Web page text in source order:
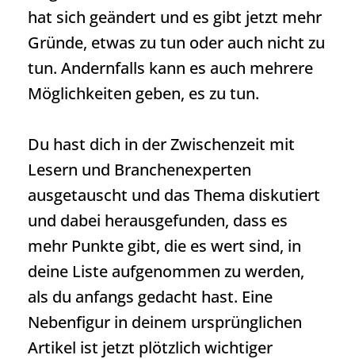
hat sich geändert und es gibt jetzt mehr
Gründe, etwas zu tun oder auch nicht zu
tun. Andernfalls kann es auch mehrere
Möglichkeiten geben, es zu tun.
Du hast dich in der Zwischenzeit mit
Lesern und Branchenexperten
ausgetauscht und das Thema diskutiert
und dabei herausgefunden, dass es
mehr Punkte gibt, die es wert sind, in
deine Liste aufgenommen zu werden,
als du anfangs gedacht hast. Eine
Nebenfigur in deinem ursprünglichen
Artikel ist jetzt plötzlich wichtiger